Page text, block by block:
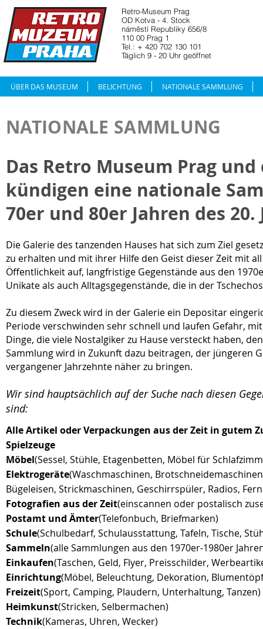
Retro-Museum Prag
OD Kotva - 4. Stock
náměstí Republiky 656/8
110 00 Prag 1
Tel.: + 420 702 130 101
Täglich 9 - 20 Uhr geöffnet
ÜBER DAS MUSEUM BELICHTUNG NATIONALE SAMMLUNG
NATIONALE SAMMLUNG
Das Retro Museum Prag
kündigen eine nationale
70er und 80er Jahren des
Die Galerie des tanzenden Hauses hat sich zum Ziel
zu erhalten und mit ihrer Hilfe den Geist dieser Zeit mit
Öffentlichkeit auf, langfristige Gegenstände aus den
Unikate als auch Alltagsgegenstände, die in der
Zu diesem Zweck wird in der Galerie ein Depositar
Periode verschwinden sehr schnell und laufen Gefahr,
Dinge, die viele Nostalgiker zu Hause versteckt haben,
Sammlung wird in Zukunft dazu beitragen, der jüngeren
vergangener Jahrzehnte näher zu bringen.
Wir sind hauptsächlich auf der Suche nach diesen
sind:
Alle Artikel oder Verpackungen aus der Zeit in gutem
Spielzeuge
Möbel(Sessel, Stühle, Etagenbetten, Möbel für
Elektrogeräte(Waschmaschinen,
Bügeleisen, Strickmaschinen, Geschirrspüler, Radios,
Fotografien aus der Zeit(einscannen oder postalisch
Postamt und Ämter(Telefonbuch, Briefmarken)
Schule(Schulbedarf, Schulausstattung, Tafeln, Tische,
Sammeln(alle Sammlungen aus den 1970er-1980er
Einkaufen(Taschen, Geld, Flyer, Preisschilder,
Einrichtung(Möbel, Beleuchtung, Dekoration,
Freizeit(Sport, Camping, Plaudern, Unterhaltung, Tanzen)
Heimkunst(Stricken, Selbermachen)
Technik(Kameras, Uhren, Wecker)